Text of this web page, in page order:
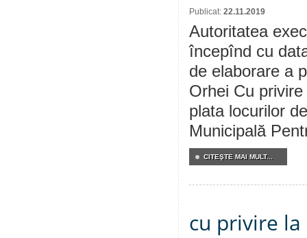
Publicat: 22.11.2019
Autoritatea
începînd cu
de elaborare a
Orhei Cu
plata locurilor
Municipală
CITEŞTE MAI MULT...
cu privire